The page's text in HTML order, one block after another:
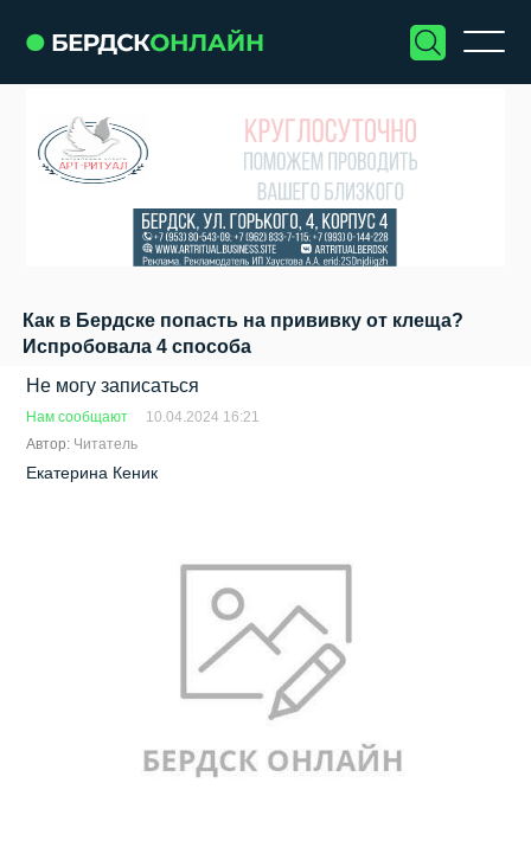
Как в Бердске попасть на прививку от клеща?
Испробовала 4 способа
Не могу записаться
Нам сообщают
10.04.2024 16:21
Автор: Читатель
Екатерина Кеник